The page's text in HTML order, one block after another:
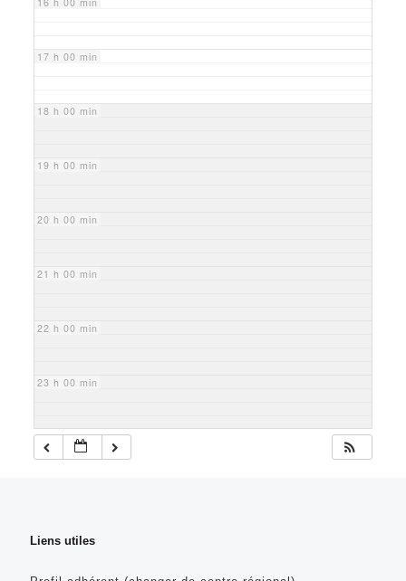
17 h 00 min
18 h 00 min
19 h 00 min
20 h 00 min
21 h 00 min
22 h 00 min
23 h 00 min
Liens utiles